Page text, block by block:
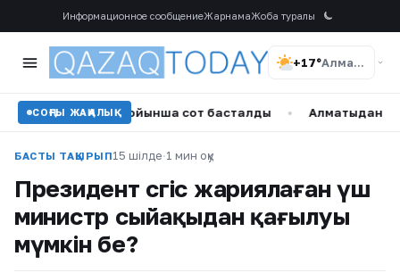
Информационное сообщениеЖарнамаЖоба туралы
+17° Алматы
СОҢҒЫ ЖАҢАЛЫҚ
шабуылы бойынша сот басталды • Алматыдан
БАСТЫ ТАҚЫРЫП15 шілде·1 мин оқу
Президент сөгіс жариялаған үш
министр сыйақыдан қағылуы
мүмкін бе?